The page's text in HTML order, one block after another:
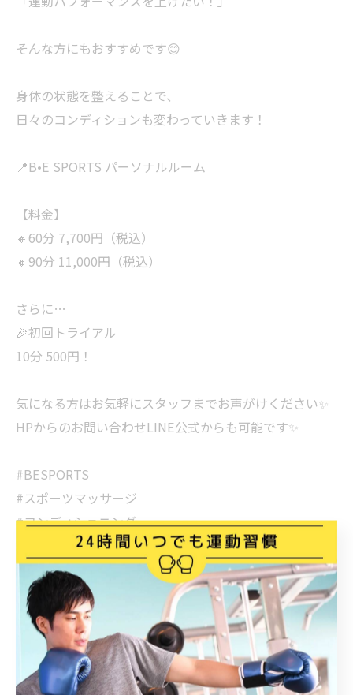
そんな方にもおすすめです😊
身体の状態を整えることで、
日々のコンディションも変わっていきます！
📍B•E SPORTS パーソナルルーム
【料金】
🔸60分 7,700円（税込）
🔸90分 11,000円（税込）
さらに…
🎉初回トライアル
10分 500円！
気になる方はお気軽にスタッフまでお声がけください✨
HPからのお問い合わせLINE公式からも可能です✨
#BESPORTS
#スポーツマッサージ
#コンディショニング
#調布ジム
プロフィールを見る